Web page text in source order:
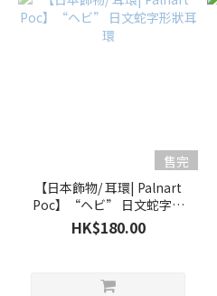
售完
【日本飾物/ 耳環| Palnart
Poc】“ヘビ” 日文蛇字形
狀耳環
HK$180.00